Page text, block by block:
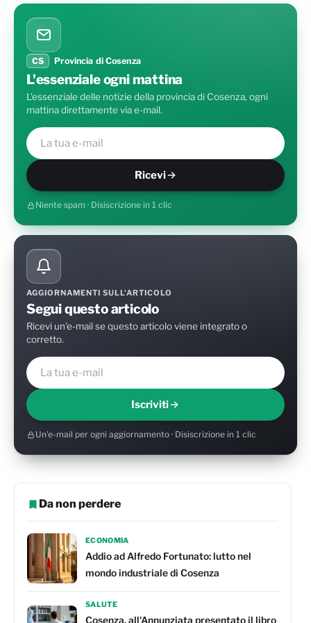
CS Provincia di Cosenza
L'essenziale ogni mattina
L'essenziale delle notizie della provincia di Cosenza, ogni
mattina direttamente via e-mail.
Ricevi
Niente spam · Disiscrizione in 1 clic
AGGIORNAMENTI SULL'ARTICOLO
Segui questo articolo
Ricevi un'e-mail se questo articolo viene integrato o
corretto.
Iscriviti
Un'e-mail per ogni aggiornamento · Disiscrizione in 1 clic
Da non perdere
ECONOMIA
Addio ad Alfredo Fortunato: lutto nel
mondo industriale di Cosenza
SALUTE
Cosenza, all'Annunziata presentato il libro